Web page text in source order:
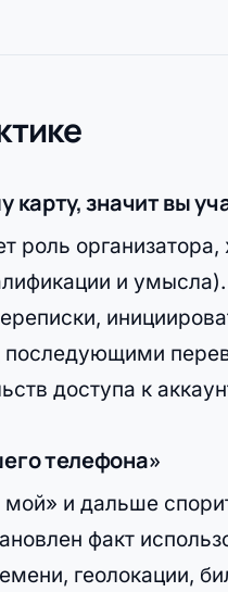
значит вы
роль
и умысла).
последующими
доступа к
телефона»
мой» и дальше
факт
геолокации,